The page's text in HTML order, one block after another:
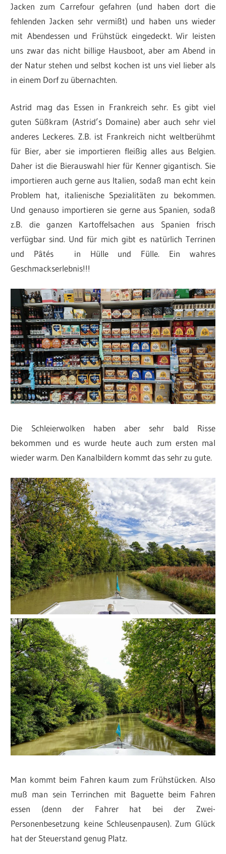
Jacken zum Carrefour gefahren (und haben dort die
fehlenden Jacken sehr vermißt) und haben uns wieder
mit Abendessen und Frühstück eingedeckt. Wir leisten
uns zwar das nicht billige Hausboot, aber am Abend in
der Natur stehen und selbst kochen ist uns viel lieber als
in einem Dorf zu übernachten.
Astrid mag das Essen in Frankreich sehr. Es gibt viel
guten Süßkram (Astrid’s Domaine) aber auch sehr viel
anderes Leckeres. Z.B. ist Frankreich nicht weltberühmt
für Bier, aber sie importieren fleißig alles aus Belgien.
Daher ist die Bierauswahl hier für Kenner gigantisch. Sie
importieren auch gerne aus Italien, sodaß man echt kein
Problem hat, italienische Spezialitäten zu bekommen.
Und genauso importieren sie gerne aus Spanien, sodaß
z.B. die ganzen Kartoffelsachen aus Spanien frisch
verfügbar sind. Und für mich gibt es natürlich Terrinen
und Pâtés in Hülle und Fülle. Ein wahres
Geschmackserlebnis!!!
Die Schleierwolken haben aber sehr bald Risse
bekommen und es wurde heute auch zum ersten mal
wieder warm. Den Kanalbildern kommt das sehr zu gute.
Man kommt beim Fahren kaum zum Frühstücken. Also
muß man sein Terrinchen mit Baguette beim Fahren
essen (denn der Fahrer hat bei der Zwei-
Personenbesetzung keine Schleusenpausen). Zum Glück
hat der Steuerstand genug Platz.